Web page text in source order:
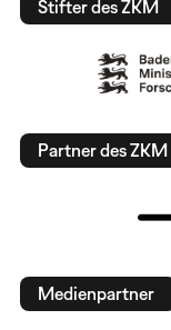
Stifter des ZKM
Partner des ZKM
Medienpartner